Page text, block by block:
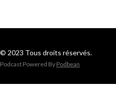
© 2023 Tous droits réservés.
Podcast Powered By Podbean